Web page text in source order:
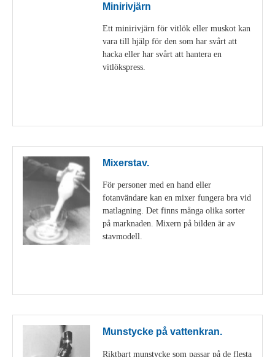
Minirivjärn
Ett minirivjärn för vitlök eller muskot kan
vara till hjälp för den som har svårt att
hacka eller har svårt att hantera en
vitlökspress.
Mixerstav.
För personer med en hand eller
fotanvändare kan en mixer fungera bra vid
matlagning. Det finns många olika sorter
på marknaden. Mixern på bilden är av
stavmodell.
Munstycke på vattenkran.
Riktbart munstycke som passar på de flesta